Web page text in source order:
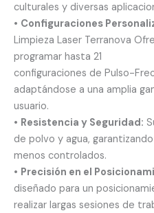
culturales y diversas
• Configuraciones
Limpieza Laser Terranova
programar hasta 21
configuraciones de Pulso-
adaptándose a una amplia
usuario.
• Resistencia y Seguridad:
de polvo y agua,
menos controlados.
• Precisión en el
diseñado para un
realizar largas sesiones de